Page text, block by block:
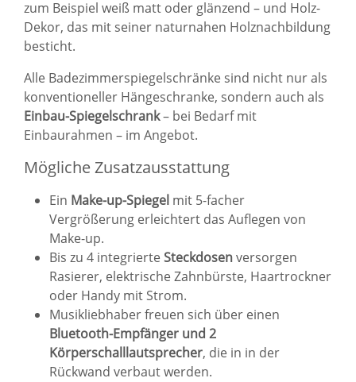
zum Beispiel weiß matt oder glänzend – und Holz-
Dekor, das mit seiner naturnahen Holznachbildung
besticht.
Alle Badezimmerspiegelschränke sind nicht nur als
konventioneller Hängeschranke, sondern auch als
Einbau-Spiegelschrank– bei Bedarf mit
Einbaurahmen – im Angebot.
Mögliche Zusatzausstattung
Ein Make-up-Spiegel mit 5-facher
Vergrößerung erleichtert das Auflegen von
Make-up.
Bis zu 4 integrierte Steckdosenversorgen
Rasierer, elektrische Zahnbürste, Haartrockner
oder Handy mit Strom.
Musikliebhaber freuen sich über einen
Bluetooth-Empfänger und 2
Körperschalllautsprecher, die in in der
Rückwand verbaut werden.